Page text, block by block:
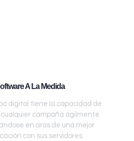
A La Medida
digital tiene la capacidad de
campaña ágilmente.
en aras de una mejor
con sus servidores.